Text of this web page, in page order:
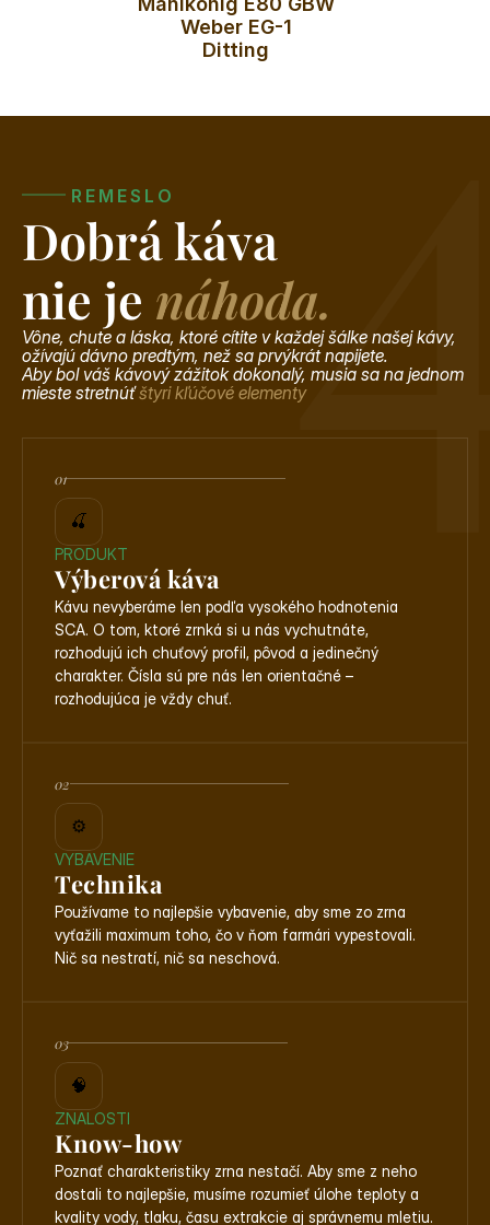
Weber EG-1
Ditting
REMESLO
Dobrá káva
nie je náhoda.
Vône, chute a láska, ktoré cítite v každej šálke našej kávy,
ožívajú dávno predtým, než sa prvýkrát napijete.
Aby bol váš kávový zážitok dokonalý, musia sa na jednom
mieste stretnúť štyri kľúčové elementy
01
🍒
PRODUKT
Výberová káva
Kávu nevyberáme len podľa vysokého hodnotenia
SCA. O tom, ktoré zrnká si u nás vychutnáte,
rozhodujú ich chuťový profil, pôvod a jedinečný
charakter. Čísla sú pre nás len orientačné –
rozhodujúca je vždy chuť.
02
⚙️
VYBAVENIE
Technika
Používame to najlepšie vybavenie, aby sme zo zrna
vyťažili maximum toho, čo v ňom farmári vypestovali.
Nič sa nestratí, nič sa neschová.
03
🧠
ZNALOSTI
Know-how
Poznať charakteristiky zrna nestačí. Aby sme z neho
dostali to najlepšie, musíme rozumieť úlohe teploty a
kvality vody, tlaku, času extrakcie aj správnemu mletiu.